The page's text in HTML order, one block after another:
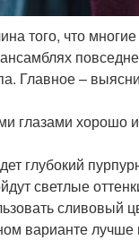
того, что
Главное –
хорошо
глубокий
светлые
сливовый
варианте лучше